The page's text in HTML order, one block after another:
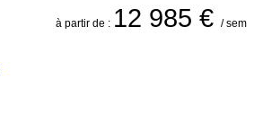
à partir de : 12 985 € / sem